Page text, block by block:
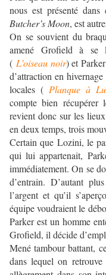
nous est présenté dans
Butcher’s Moon, est
On se souvient du
amené Grofield à se
( L’oiseau noir) et
d’attraction en
locales ( Planque à
compte bien récupérer
revient donc sur les
en deux temps, trois
Certain que Lozini, le
qui lui appartenait,
immédiatement. On se
d’entrain. D’autant
l’argent et qu’il
équipe voudraient le
Parker est un homme
Grofield, il décide
Mené tambour battant,
dans lequel on